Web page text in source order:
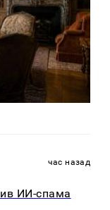
час назад
ИИ-спама